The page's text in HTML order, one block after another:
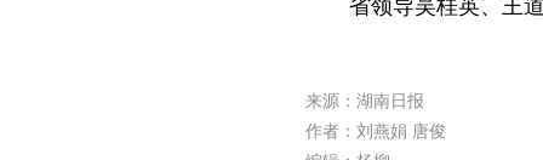
省领导吴桂英、王
来源：湖南日报
作者：刘燕娟 唐俊